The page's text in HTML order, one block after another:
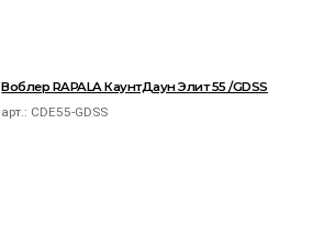
Воблер RAPALA КаунтДаун Элит 55 /GDSS
арт.: CDE55-GDSS